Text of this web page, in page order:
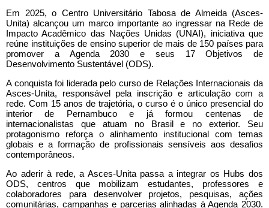
Em 2025, o Centro Universitário Tabosa de Almeida (Asces-
Unita) alcançou um marco importante ao ingressar na Rede de
Impacto Acadêmico das Nações Unidas (UNAI), iniciativa que
reúne instituições de ensino superior de mais de 150 países para
promover a Agenda 2030 e seus 17 Objetivos de
Desenvolvimento Sustentável (ODS).
A conquista foi liderada pelo curso de Relações Internacionais da
Asces-Unita, responsável pela inscrição e articulação com a
rede. Com 15 anos de trajetória, o curso é o único presencial do
interior de Pernambuco e já formou centenas de
internacionalistas que atuam no Brasil e no exterior. Seu
protagonismo reforça o alinhamento institucional com temas
globais e a formação de profissionais sensíveis aos desafios
contemporâneos.
Ao aderir à rede, a Asces-Unita passa a integrar os Hubs dos
ODS, centros que mobilizam estudantes, professores e
colaboradores para desenvolver projetos, pesquisas, ações
comunitárias, campanhas e parcerias alinhadas à Agenda 2030.